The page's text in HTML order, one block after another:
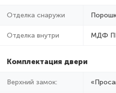
Отделка снаружи
Отделка внутри МДФ
Комплектация двери
Верхний замок: